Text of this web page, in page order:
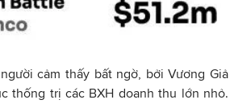
cảm thấy bất ngờ, bởi Vương Giả
thống trị các BXH doanh thu lớn nhỏ.